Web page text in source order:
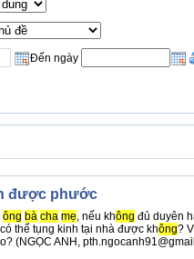
Đến ngày
được phước
ông bà cha mẹ , nếu không đủ duyên
thể tụng kinh tại nhà được không?
(NGỌC ANH,